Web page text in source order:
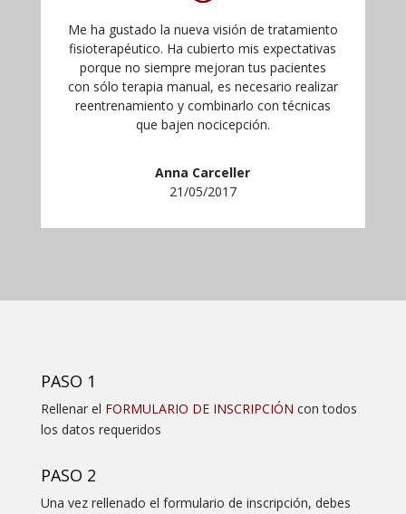
Me ha gustado la nueva visión de tratamiento
fisioterapéutico. Ha cubierto mis expectativas
porque no siempre mejoran tus pacientes
con sólo terapia manual, es necesario realizar
reentrenamiento y combinarlo con técnicas
que bajen nocicepción.
Anna Carceller
21/05/2017
PASO 1
Rellenar el FORMULARIO DE INSCRIPCIÓN con todos
los datos requeridos
PASO 2
Una vez rellenado el formulario de inscripción, debes